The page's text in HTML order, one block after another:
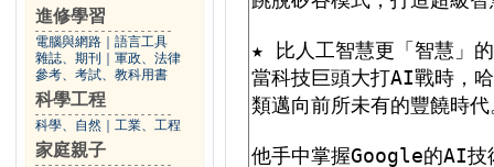
進修學習
電腦與網路
語言工具
雜誌、期刊
軍政、法律
參考、考試、教科用書
科學工程
科學、自然 工業、工程
家庭親子